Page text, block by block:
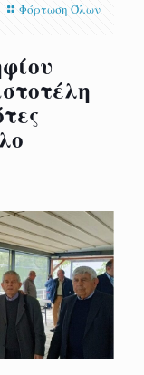
Φόρτωση Όλων